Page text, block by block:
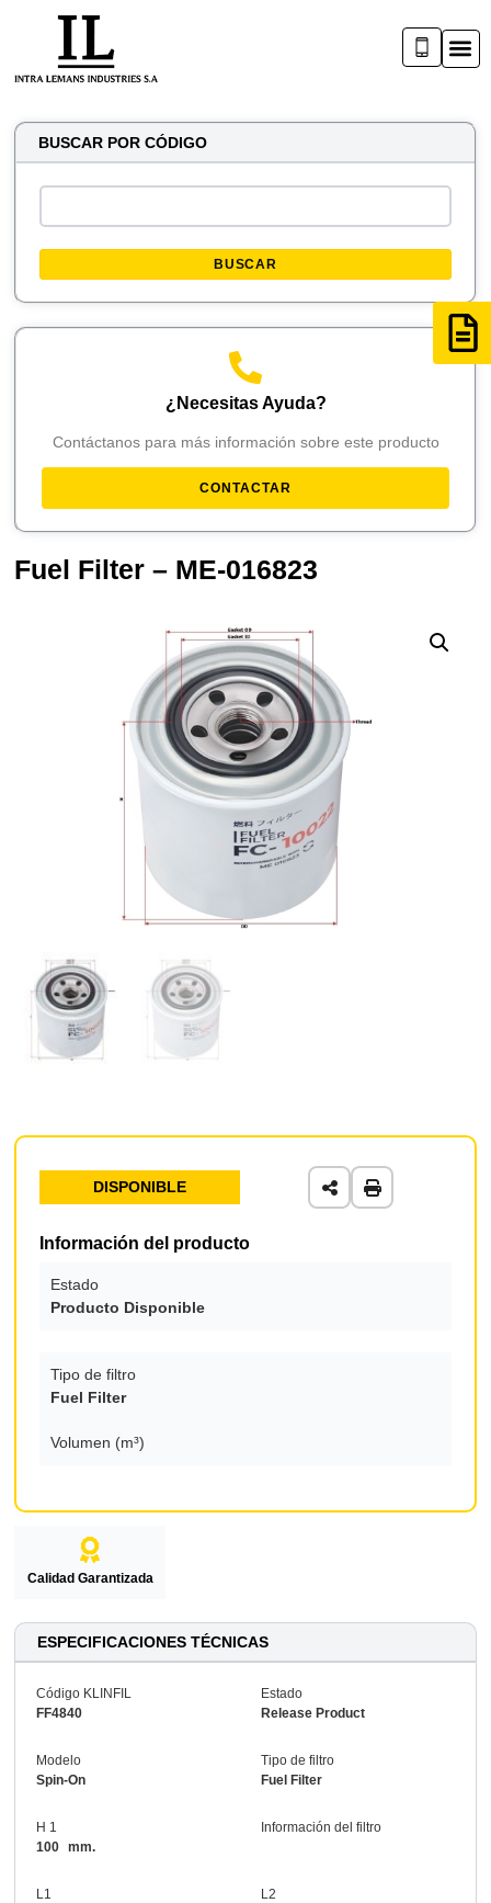
BUSCAR POR CÓDIGO
BUSCAR
¿Necesitas Ayuda?
Contáctanos para más información sobre este producto
CONTACTAR
Fuel Filter – ME-016823
DISPONIBLE
Información del producto
Estado
Producto Disponible
Tipo de filtro
Fuel Filter
Volumen (m³)
Calidad Garantizada
ESPECIFICACIONES TÉCNICAS
Código KLINFIL
FF4840
Estado
Release Product
Modelo
Spin-On
Tipo de filtro
Fuel Filter
H 1
100 mm.
Información del filtro
L1
L2